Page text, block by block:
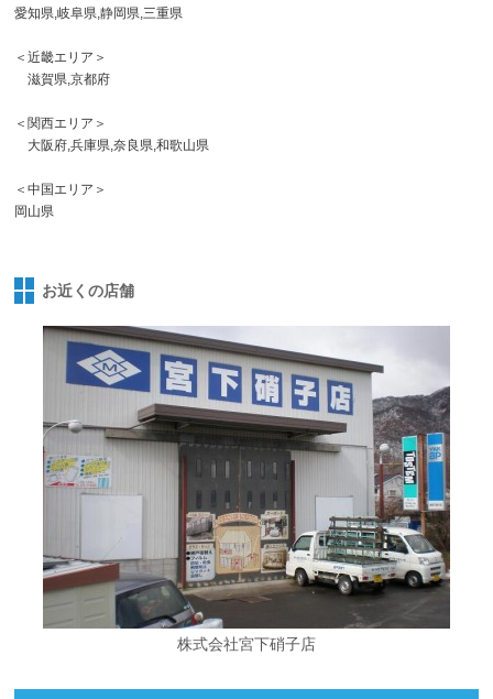
愛知県,岐阜県,静岡県,三重県
＜近畿エリア＞
滋賀県,京都府
＜関西エリア＞
大阪府,兵庫県,奈良県,和歌山県
＜中国エリア＞
岡山県
お近くの店舗
株式会社宮下硝子店